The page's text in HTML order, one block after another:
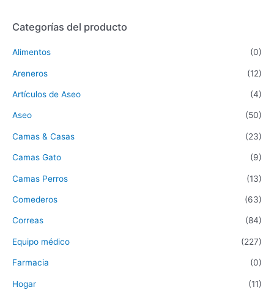
Categorías del producto
Alimentos (0)
Areneros (12)
Artículos de Aseo (4)
Aseo (50)
Camas & Casas (23)
Camas Gato (9)
Camas Perros (13)
Comederos (63)
Correas (84)
Equipo médico (227)
Farmacia (0)
Hogar (11)